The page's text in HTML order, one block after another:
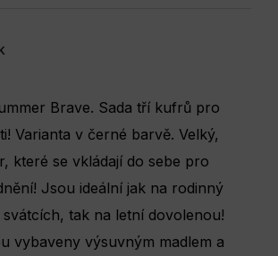
Brave. Sada tří kufrů pro
Varianta v černé barvě. Velký,
které se vkládají do sebe pro
Jsou ideální jak na rodinný
tak na letní dovolenou!
vybaveny výsuvným madlem a